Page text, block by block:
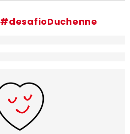
#desafioDuchenne